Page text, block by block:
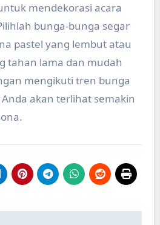
mendekorasi acara
bunga-bunga segar
pastel yang lembut atau
tahan lama dan mudah
mengikuti tren bunga
akan terlihat semakin